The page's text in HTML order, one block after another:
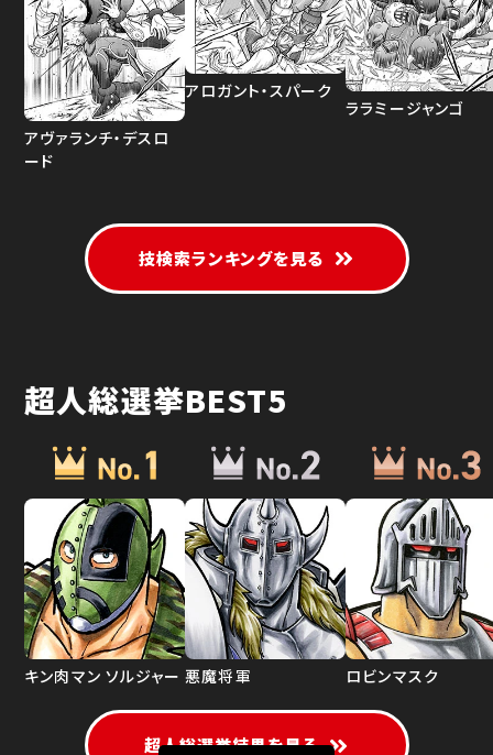
アヴァランチ・デスロ
ード
アロガント・スパーク
ララミージャンゴ
技検索ランキングを見る
超人総選挙BEST5
キン肉マン ソルジャー 悪魔将軍 ロビンマスク
超人総選挙結果を見る